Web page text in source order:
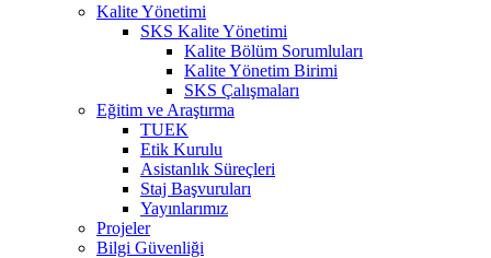
Kalite Yönetimi
SKS Kalite Yönetimi
Kalite Bölüm Sorumluları
Kalite Yönetim Birimi
SKS Çalışmaları
Eğitim ve Araştırma
TUEK
Etik Kurulu
Asistanlık Süreçleri
Staj Başvuruları
Yayınlarımız
Projeler
Bilgi Güvenliği